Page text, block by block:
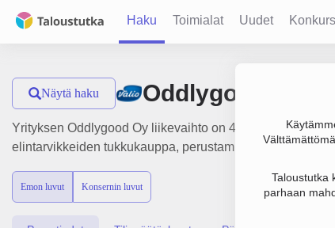
Haku Toimialat Uudet
Taloustutka
parhaan
Näytä haku Oddlygood Oy
Yrityksen Oddlygood Oy liikevaihto on 42.7 milj. €, tulos
elintarvikkeiden tukkukauppa, perustamisvuosi 1978 ja
Emon luvut Konsernin luvut